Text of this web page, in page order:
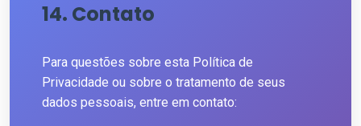
14. Contato
Para questões sobre esta Política de
Privacidade ou sobre o tratamento de seus
dados pessoais, entre em contato: